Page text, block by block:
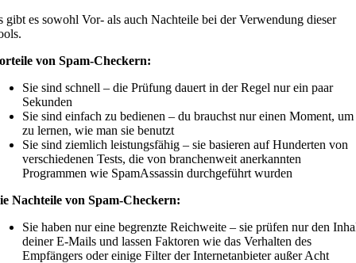
gibt es sowohl Vor- als auch Nachteile bei der Verwendung dieser
von Spam-Checkern:
Sie sind schnell – die Prüfung dauert in der Regel nur ein paar
Sekunden
Sie sind einfach zu bedienen – du brauchst nur einen Moment, um
zu lernen, wie man sie benutzt
Sie sind ziemlich leistungsfähig – sie basieren auf Hunderten von
verschiedenen Tests, die von branchenweit anerkannten
Programmen wie SpamAssassin durchgeführt wurden
Nachteile von Spam-Checkern:
Sie haben nur eine begrenzte Reichweite – sie prüfen nur den
deiner E-Mails und lassen Faktoren wie das Verhalten des
Empfängers oder einige Filter der Internetanbieter außer Acht